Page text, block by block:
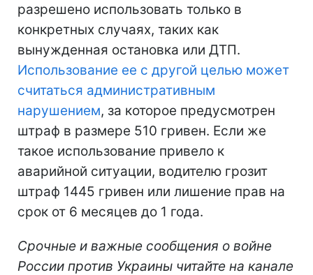
разрешено использовать только в
конкретных случаях, таких как
вынужденная остановка или ДТП.
Использование ее с другой целью может
считаться административным
нарушением, за которое предусмотрен
штраф в размере 510 гривен. Если же
такое использование привело к
аварийной ситуации, водителю грозит
штраф 1445 гривен или лишение прав на
срок от 6 месяцев до 1 года.
Срочные и важные сообщения о войне
России против Украины читайте на канале